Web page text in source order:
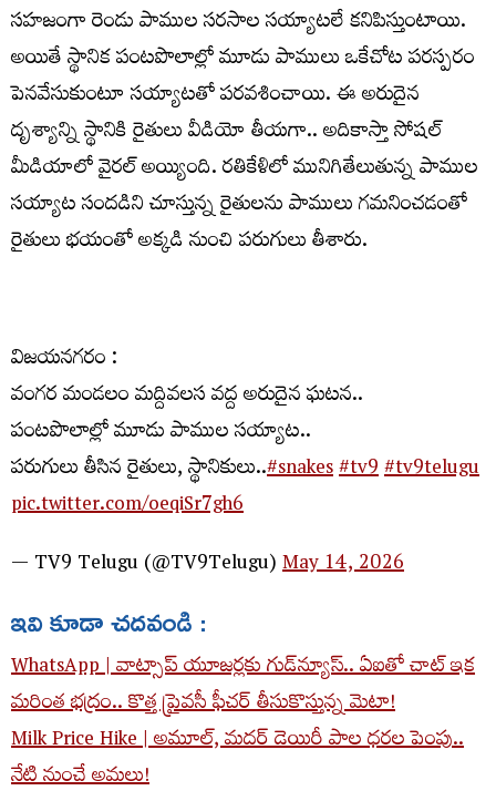
సహజంగా రెండు పాముల సరసాల సయ్యాటలే కనిపిస్తుంటాయి.
అయితే స్థానిక పంటపొలాల్లో మూడు పాములు ఒకేచోట పరస్పరం
పెనవేసుకుంటూ సయ్యాటతో పరవశించాయి. ఈ అరుదైన
దృశ్యాన్ని స్థానికి రైతులు వీడియో తీయగా.. అదికాస్తా సోషల్
మీడియాలో వైరల్ అయ్యింది. రతికేళిలో మునిగితేలుతున్న పాముల
సయ్యాట సందడిని చూస్తున్న రైతులను పాములు గమనించడంతో
రైతులు భయంతో అక్కడి నుంచి పరుగులు తీశారు.
విజయనగరం :
వంగర మండలం మద్దివలస వద్ద అరుదైన ఘటన..
పంటపొలాల్లో మూడు పాముల సయ్యాట..
పరుగులు తీసిన రైతులు, స్థానికులు..#snakes#tv9#tv9telugu
pic.twitter.com/oeqiSr7gh6
— TV9 Telugu (@TV9Telugu)May 14, 2026
ఇవి కూడా చదవండి :
WhatsApp | వాట్సాప్ యూజర్లకు గుడ్‌న్యూస్.. ఏఐ‌తో చాట్ ఇక
మరింత భద్రం.. కొత్త ప్రైవసీ ఫీచర్ తీసుకొస్తున్న మెటా!
Milk Price Hike | అమూల్, మదర్ డెయిరీ పాల ధరల పెంపు..
నేటి నుంచే అమలు!